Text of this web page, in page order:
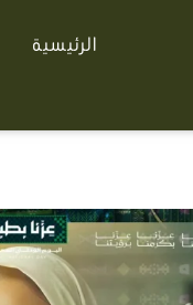
الرئيسية